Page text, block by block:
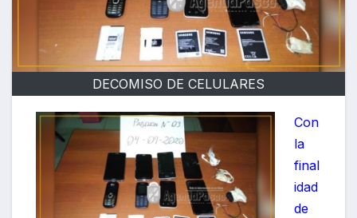
DECOMISO DE CELULARES
Con
la
final
idad
de